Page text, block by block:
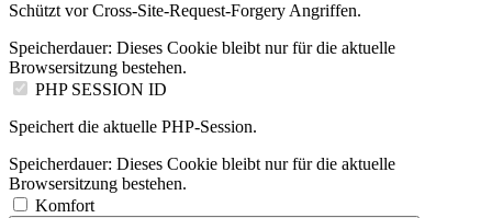
Schützt vor Cross-Site-Request-Forgery Angriffen.
Speicherdauer: Dieses Cookie bleibt nur für die aktuelle
Browsersitzung bestehen.
PHP SESSION ID
Speichert die aktuelle PHP-Session.
Speicherdauer: Dieses Cookie bleibt nur für die aktuelle
Browsersitzung bestehen.
Komfort